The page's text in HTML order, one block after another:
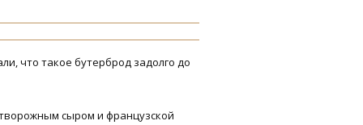
что такое бутерброд задолго до
сыром и французской